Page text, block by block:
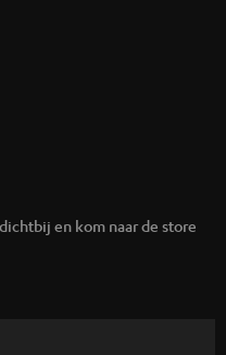
en kom naar de store